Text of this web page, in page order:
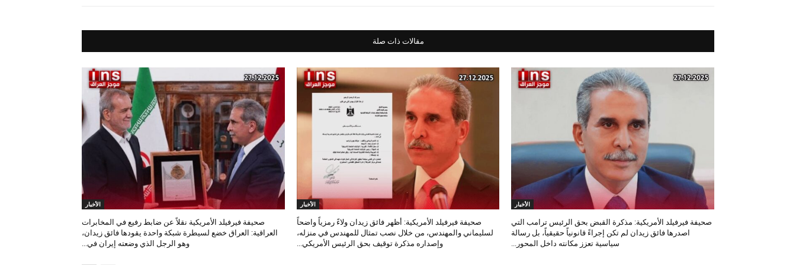
مقالات ذات صلة
الأخبار
صحيفة فيرفيلد الأمريكية: مذكرة القبض بحق الرئيس ترامب التي
اصدرها فائق زيدان لم تكن إجراءً قانونياً حقيقياً، بل رسالة
سياسية تعزز مكانته داخل المحور...
الأخبار
صحيفة فيرفيلد الأمريكية: أظهر فائق زيدان ولاءً رمزياً واضحاً
لسليماني والمهندس، من خلال نصب تمثال للمهندس في منزله،
وإصداره مذكرة توقيف بحق الرئيس الأمريكي...
الأخبار
صحيفة فيرفيلد الأمريكية نقلاً عن ضابط رفيع في المخابرات
العراقية: العراق خضع لسيطرة شبكة واحدة يقودها فائق زيدان،
وهو الرجل الذي وضعته إيران في...